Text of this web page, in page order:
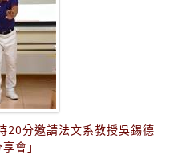
20分邀請法文系教授吳錫德
會」